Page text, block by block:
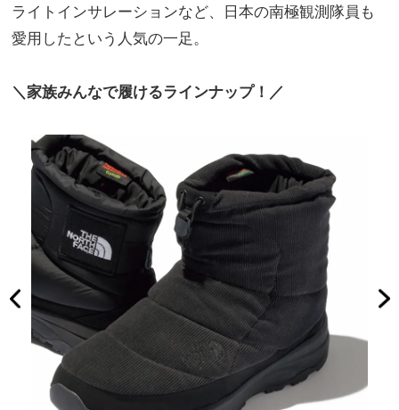
ライトインサレーションなど、日本の南極観測隊員も
愛用したという人気の一足。
＼家族みんなで履けるラインナップ！／